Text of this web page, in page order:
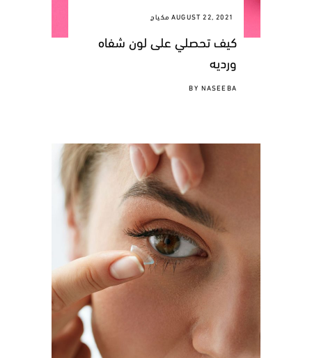
AUGUST 22, 2021 مكياج
كيف تحصلي على لون شفاه
ورديه
BY NASEEBA